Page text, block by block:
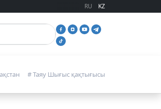
RU KZ
# Таяу Шығыс қақтығысы